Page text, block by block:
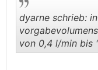
dyarne schrieb:
von 0,4 l/min bis